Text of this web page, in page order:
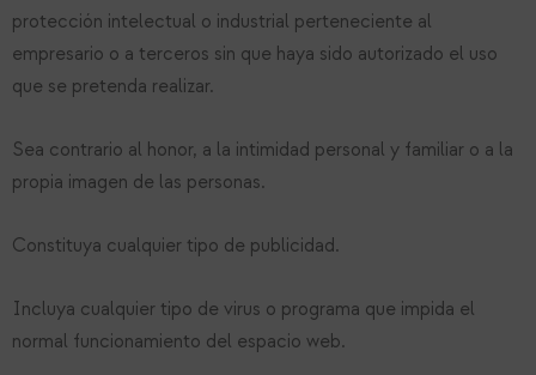
protección intelectual o industrial perteneciente al
empresario o a terceros sin que haya sido autorizado el uso
que se pretenda realizar.
Sea contrario al honor, a la intimidad personal y familiar o a la
propia imagen de las personas.
Constituya cualquier tipo de publicidad.
Incluya cualquier tipo de virus o programa que impida el
normal funcionamiento del espacio web.